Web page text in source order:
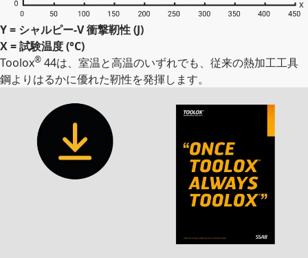
Y = シャルピー-V 衝撃靭性 (J)
X = 試験温度 (°C)
Toolox® 44は、室温と高温のいずれでも、従来の熱加工工具
鋼よりはるかに優れた靭性を発揮します。